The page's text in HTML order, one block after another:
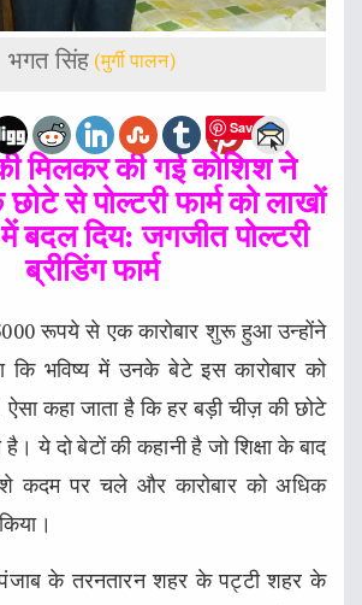
भगत सिंह (मुर्गी पालन)
Save
मिलकर की गई कोशिश ने
से पोल्टरी फार्म को लाखों
बदल दिय: जगजीत पोल्टरी
ब्रीडिंग फार्म
रूपये से एक कारोबार शुरू हुआ उन्होंने
कि भविष्य में उनके बेटे इस कारोबार को
कहा जाता है कि हर बड़ी चीज़ की छोटे
ये दो बेटों की कहानी है जो शिक्षा के बाद
कदम पर चले और कारोबार को अधिक
के तरनतारन शहर के पट्टी शहर के